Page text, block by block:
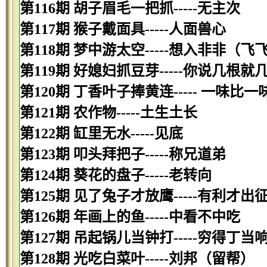
第116期 胡子眉毛一把抓-----无主次
第117期 猴子戴面具-----人面兽心
第118期 梦中游太空-----想入非非（飞
第119期 好媳妇抓豆芽-----你说几根就
第120期 丁香叶子捧黄连----- 一味比一
第121期 农作物-----土生土长
第122期 缸里无水-----见底
第123期 叩头拜把子-----称兄道弟
第124期 葵花的盘子-----老转向
第125期 见了兔子才放鹰-----有利才出
第126期 年画上的鱼-----中看不中吃
第127期 吊起锅儿当钟打-----穷得丁当
第128期 光吃白菜叶-----刘邦（留帮）